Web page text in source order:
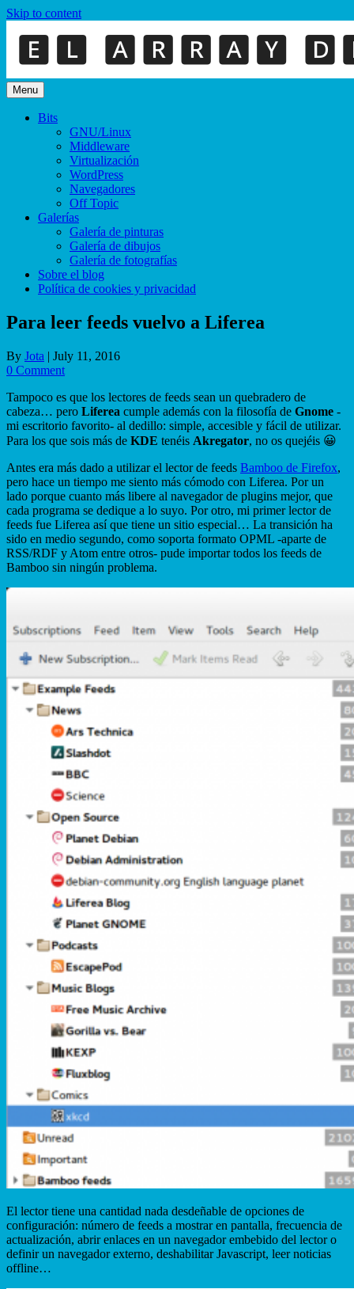
Skip to content
Menu
Bits
GNU/Linux
Middleware
Virtualización
WordPress
Navegadores
Off Topic
Galerías
Galería de pinturas
Galería de dibujos
Galería de fotografías
Sobre el blog
Política de cookies y privacidad
Para leer feeds vuelvo a Liferea
By Jota | July 11, 2016
0 Comment
Tampoco es que los lectores de feeds sean un quebradero de
cabeza… pero Liferea cumple además con la filosofía de Gnome -
mi escritorio favorito- al dedillo: simple, accesible y fácil de utilizar.
Para los que sois más de KDE tenéis Akregator, no os quejéis 😀
Antes era más dado a utilizar el lector de feeds Bamboo de Firefox,
pero hace un tiempo me siento más cómodo con Liferea. Por un
lado porque cuanto más libere al navegador de plugins mejor, que
cada programa se dedique a lo suyo. Por otro, mi primer lector de
feeds fue Liferea así que tiene un sitio especial… La transición ha
sido en medio segundo, como soporta formato OPML -aparte de
RSS/RDF y Atom entre otros- pude importar todos los feeds de
Bamboo sin ningún problema.
El lector tiene una cantidad nada desdeñable de opciones de
configuración: número de feeds a mostrar en pantalla, frecuencia de
actualización, abrir enlaces en un navegador embebido del lector o
definir un navegador externo, deshabilitar Javascript, leer noticias
offline…